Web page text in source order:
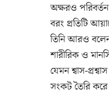
অক্ষরও
বরং প্রতিটি
তিনি আরও
শারীরিক ও
যেমন শ্বাস-
সংকট তৈরি